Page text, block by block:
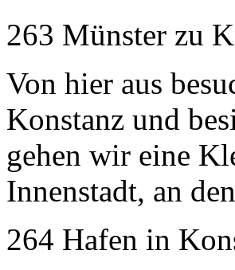
263 Münster zu
Von hier aus
Konstanz und
gehen wir eine
Innenstadt, an
264 Hafen in